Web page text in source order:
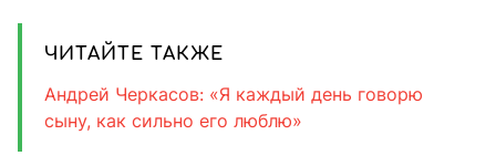
ЧИТАЙТЕ ТАКЖЕ
Андрей Черкасов: «Я каждый день говорю
сыну, как сильно его люблю»